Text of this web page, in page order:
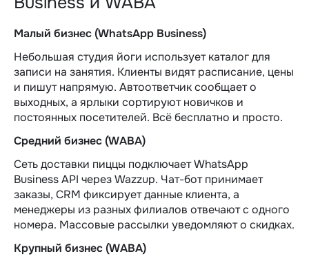
Малый бизнес (WhatsApp Business)
Небольшая студия йоги использует каталог для
записи на занятия. Клиенты видят расписание, цены
и пишут напрямую. Автоответчик сообщает о
выходных, а ярлыки сортируют новичков и
постоянных посетителей. Всё бесплатно и просто.
Средний бизнес (WABA)
Сеть доставки пиццы подключает WhatsApp
Business API через Wazzup. Чат-бот принимает
заказы, CRM фиксирует данные клиента, а
менеджеры из разных филиалов отвечают с одного
номера. Массовые рассылки уведомляют о скидках.
Крупный бизнес (WABA)